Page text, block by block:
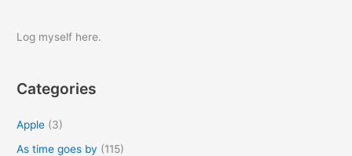
r
f
Log myself here.
Categories
Apple (3)
As time goes by (115)